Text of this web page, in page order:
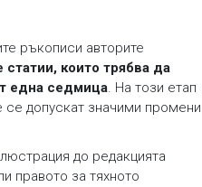
ръкописи авторите
статии, които трябва да
една седмица. На този етап
се допускат значими промени
до редакцията
правото за тяхното